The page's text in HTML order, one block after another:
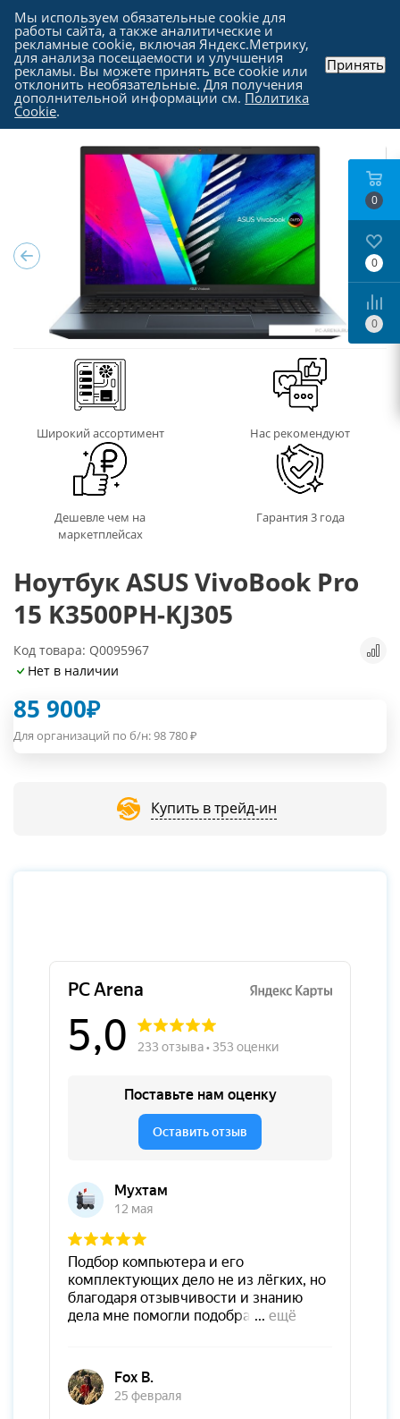
Каталог - Ноутбуки, моноблоки и прочие
-
Ноутбуки в Москве
Широкий ассортимент Нас рекомендуют
Дешевле чем на
маркетплейсах
Гарантия 3 года
Ноутбук ASUS VivoBook Pro
15 K3500PH-KJ305
Код товара: Q0095967
Нет в наличии
85 900₽
Для организаций по б/н:98 780₽
Купить в трейд-ин
0
0
0
Мы используем обязательные cookie для
работы сайта, а также аналитические и
рекламные cookie, включая Яндекс.Метрику,
для анализа посещаемости и улучшения
рекламы. Вы можете принять все cookie или
отклонить необязательные. Для получения
дополнительной информации см. Политика
Cookie.
Принять